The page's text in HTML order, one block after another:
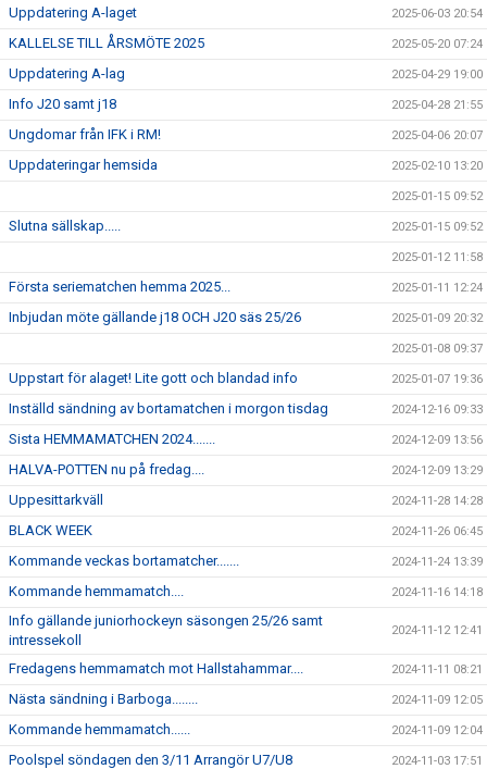
Uppdatering A-laget 2025-06-03 20:54
KALLELSE TILL ÅRSMÖTE 2025 2025-05-20 07:24
Uppdatering A-lag 2025-04-29 19:00
Info J20 samt j18 2025-04-28 21:55
Ungdomar från IFK i RM! 2025-04-06 20:07
Uppdateringar hemsida 2025-02-10 13:20
2025-01-15 09:52
Slutna sällskap..... 2025-01-15 09:52
2025-01-12 11:58
Första seriematchen hemma 2025... 2025-01-11 12:24
Inbjudan möte gällande j18 OCH J20 säs 25/26 2025-01-09 20:32
2025-01-08 09:37
Uppstart för alaget! Lite gott och blandad info 2025-01-07 19:36
Inställd sändning av bortamatchen i morgon tisdag 2024-12-16 09:33
Sista HEMMAMATCHEN 2024....... 2024-12-09 13:56
HALVA-POTTEN nu på fredag.... 2024-12-09 13:29
Uppesittarkväll 2024-11-28 14:28
BLACK WEEK 2024-11-26 06:45
Kommande veckas bortamatcher....... 2024-11-24 13:39
Kommande hemmamatch.... 2024-11-16 14:18
Info gällande juniorhockeyn säsongen 25/26 samt
intressekoll
2024-11-12 12:41
Fredagens hemmamatch mot Hallstahammar.... 2024-11-11 08:21
Nästa sändning i Barboga........ 2024-11-09 12:05
Kommande hemmamatch...... 2024-11-09 12:04
Poolspel söndagen den 3/11 Arrangör U7/U8 2024-11-03 17:51